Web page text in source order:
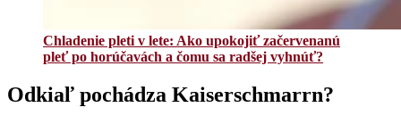
Chladenie pleti v lete: Ako upokojiť začervenanú
pleť po horúčavách a čomu sa radšej vyhnúť?
Odkiaľ pochádza Kaiserschmarrn?